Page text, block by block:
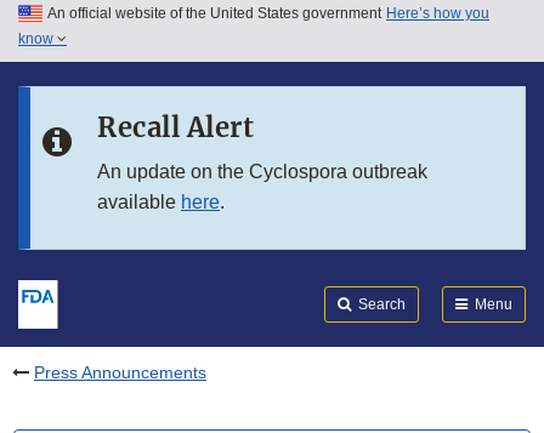
Skip to main content
Skip to in this section menu
An official website of the United States government Here’s how you
know
Recall Alert
An update on the Cyclospora outbreak
available here.
Search Menu
Press Announcements